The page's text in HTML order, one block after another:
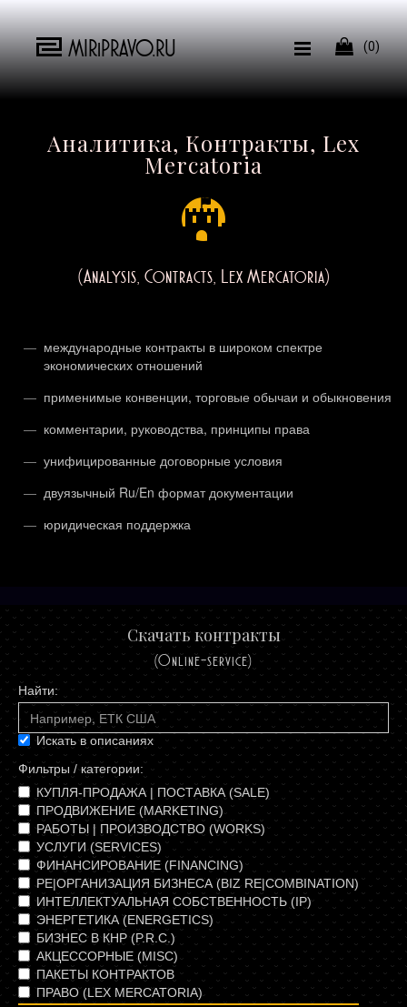
MIRiPRAVO.RU  (0)
Аналитика, Контракты, Lex
Mercatoria
(Analysis, Contracts, Lex Mercatoria)
международные контракты в широком спектре
экономических отношений
применимые конвенции, торговые обычаи и обыкновения
комментарии, руководства, принципы права
унифицированные договорные условия
двуязычный Ru/En формат документации
юридическая поддержка
Скачать контракты
(Online-service)
Искать в описаниях
Фильтры / категории:
КУПЛЯ-ПРОДАЖА | ПОСТАВКА (SALE)
ПРОДВИЖЕНИЕ (MARKETING)
РАБОТЫ | ПРОИЗВОДСТВО (WORKS)
УСЛУГИ (SERVICES)
ФИНАНСИРОВАНИЕ (FINANCING)
РЕ|ОРГАНИЗАЦИЯ БИЗНЕСА (BIZ RE|COMBINATION)
ИНТЕЛЛЕКТУАЛЬНАЯ СОБСТВЕННОСТЬ (IP)
ЭНЕРГЕТИКА (ЕNERGETICS)
БИЗНЕС В КНР (P.R.C.)
АКЦЕССОРНЫЕ (MISC)
ПАКЕТЫ КОНТРАКТОВ
ПРАВО (LEX MERCATORIA)